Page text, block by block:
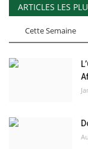
ARTICLES LES
Cette Semaine